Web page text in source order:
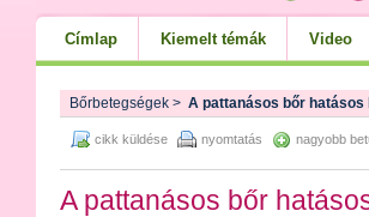
Címlap Kiemelt témák Video
Bőrbetegségek > A pattanásos bőr hatásos
cikk küldése nyomtatás nagyobb
A pattanásos bőr